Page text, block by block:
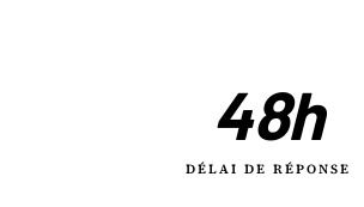
48h
DÉLAI DE RÉPONSE